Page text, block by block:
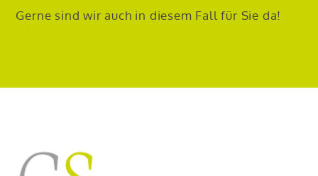
Gerne sind wir auch in diesem Fall für Sie da!